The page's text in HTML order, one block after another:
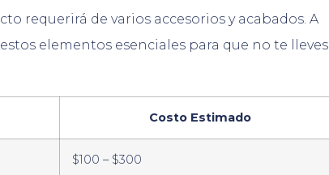
requerirá de varios accesorios y acabados. A
elementos esenciales para que no te lleves
Costo Estimado
$100 – $300